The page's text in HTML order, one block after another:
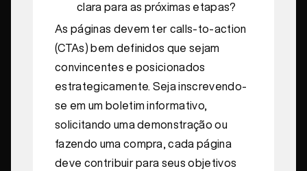
clara para as próximas etapas?
As páginas devem ter calls-to-action
(CTAs) bem definidos que sejam
convincentes e posicionados
estrategicamente. Seja inscrevendo-
se em um boletim informativo,
solicitando uma demonstração ou
fazendo uma compra, cada página
deve contribuir para seus objetivos